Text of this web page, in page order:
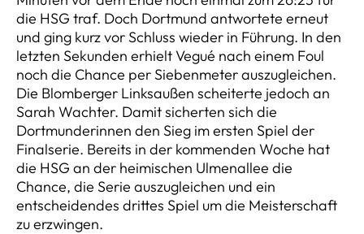
die HSG traf. Doch Dortmund antwortete erneut
und ging kurz vor Schluss wieder in Führung. In den
letzten Sekunden erhielt Vegué nach einem Foul
noch die Chance per Siebenmeter auszugleichen.
Die Blomberger Linksaußen scheiterte jedoch an
Sarah Wachter. Damit sicherten sich die
Dortmunderinnen den Sieg im ersten Spiel der
Finalserie. Bereits in der kommenden Woche hat
die HSG an der heimischen Ulmenallee die
Chance, die Serie auszugleichen und ein
entscheidendes drittes Spiel um die Meisterschaft
zu erzwingen.